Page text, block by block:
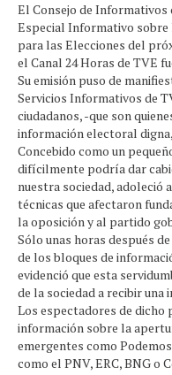
El Consejo de Informativos
Especial Informativo
para las Elecciones del
el Canal 24 Horas de TVE
Su emisión puso de
Servicios Informativos de
ciudadanos, -que son
información electoral
Concebido como un
difícilmente podría dar
nuestra sociedad, adoleció
técnicas que afectaron
la oposición y al partido
Sólo unas horas después
de los bloques de
evidenció que esta
de la sociedad a recibir
Los espectadores de dicho
información sobre la
emergentes como
como el PNV, ERC, BNG